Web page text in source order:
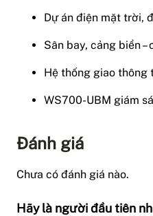
Dự án điện mặt trời,
Sân bay, cảng biển
Hệ thống giao thông
WS700-UBM giám
Đánh giá
Chưa có đánh giá nào.
Hãy là người đầu tiên